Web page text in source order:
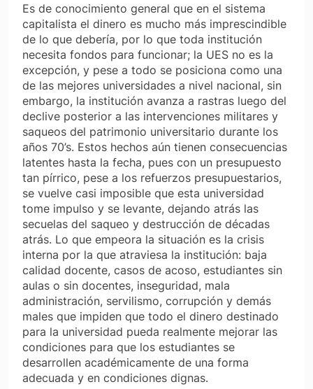
Es de conocimiento general que en el sistema
capitalista el dinero es mucho más imprescindible
de lo que debería, por lo que toda institución
necesita fondos para funcionar; la UES no es la
excepción, y pese a todo se posiciona como una
de las mejores universidades a nivel nacional, sin
embargo, la institución avanza a rastras luego del
declive posterior a las intervenciones militares y
saqueos del patrimonio universitario durante los
años 70’s. Estos hechos aún tienen consecuencias
latentes hasta la fecha, pues con un presupuesto
tan pírrico, pese a los refuerzos presupuestarios,
se vuelve casi imposible que esta universidad
tome impulso y se levante, dejando atrás las
secuelas del saqueo y destrucción de décadas
atrás. Lo que empeora la situación es la crisis
interna por la que atraviesa la institución: baja
calidad docente, casos de acoso, estudiantes sin
aulas o sin docentes, inseguridad, mala
administración, servilismo, corrupción y demás
males que impiden que todo el dinero destinado
para la universidad pueda realmente mejorar las
condiciones para que los estudiantes se
desarrollen académicamente de una forma
adecuada y en condiciones dignas.